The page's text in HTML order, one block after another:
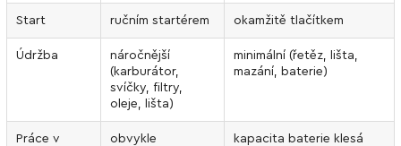
Start ručním startérem okamžitě tlačítkem
Údržba
náročnější
(karburátor,
svíčky, filtry,
oleje, lišta)
minimální (řetěz, lišta,
mazání, baterie)
Práce v
obvykle
kapacita baterie klesá